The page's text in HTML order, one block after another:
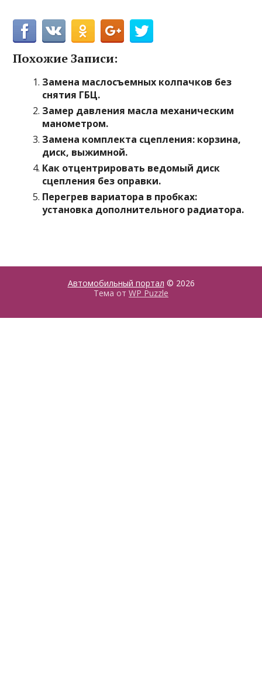
Похожие Записи:
Замена маслосъемных колпачков без
снятия ГБЦ.
Замер давления масла механическим
манометром.
Замена комплекта сцепления: корзина,
диск, выжимной.
Как отцентрировать ведомый диск
сцепления без оправки.
Перегрев вариатора в пробках:
установка дополнительного радиатора.
Автомобильный портал © 2026
Тема от WP Puzzle